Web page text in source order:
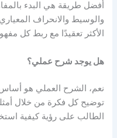
أفضل طريقة هي البدء
والوسيط والانحراف
الأكثر تعقيدًا مع ربط كل
هل يوجد شرح عملي؟
نعم، الشرح العملي هو
توضيح كل فكرة من خلال
الطالب على رؤية كيفية